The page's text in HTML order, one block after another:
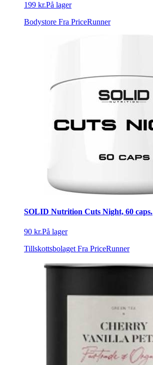
199 kr.På lager
Bodystore Fra PriceRunner
SOLID Nutrition Cuts Night, 60 caps.
90 kr.På lager
Tillskottsbolaget Fra PriceRunner